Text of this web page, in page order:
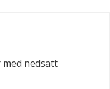
nedsatt